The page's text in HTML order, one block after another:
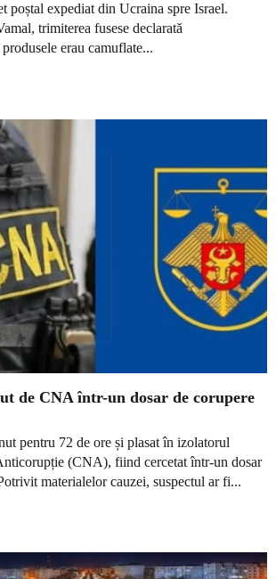
poștal expediat din Ucraina spre Israel.
trimiterea fusese declarată
erau camuflate...
de CNA într-un dosar de corupere
pentru 72 de ore și plasat în izolatorul
(CNA), fiind cercetat într-un dosar
materialelor cauzei, suspectul ar fi...